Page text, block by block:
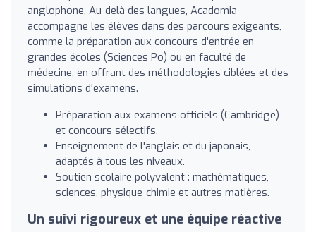
anglophone. Au-delà des langues, Acadomia
accompagne les élèves dans des parcours exigeants,
comme la préparation aux concours d'entrée en
grandes écoles (Sciences Po) ou en faculté de
médecine, en offrant des méthodologies ciblées et des
simulations d'examens.
Préparation aux examens officiels (Cambridge)
et concours sélectifs.
Enseignement de l'anglais et du japonais,
adaptés à tous les niveaux.
Soutien scolaire polyvalent : mathématiques,
sciences, physique-chimie et autres matières.
Un suivi rigoureux et une équipe réactive